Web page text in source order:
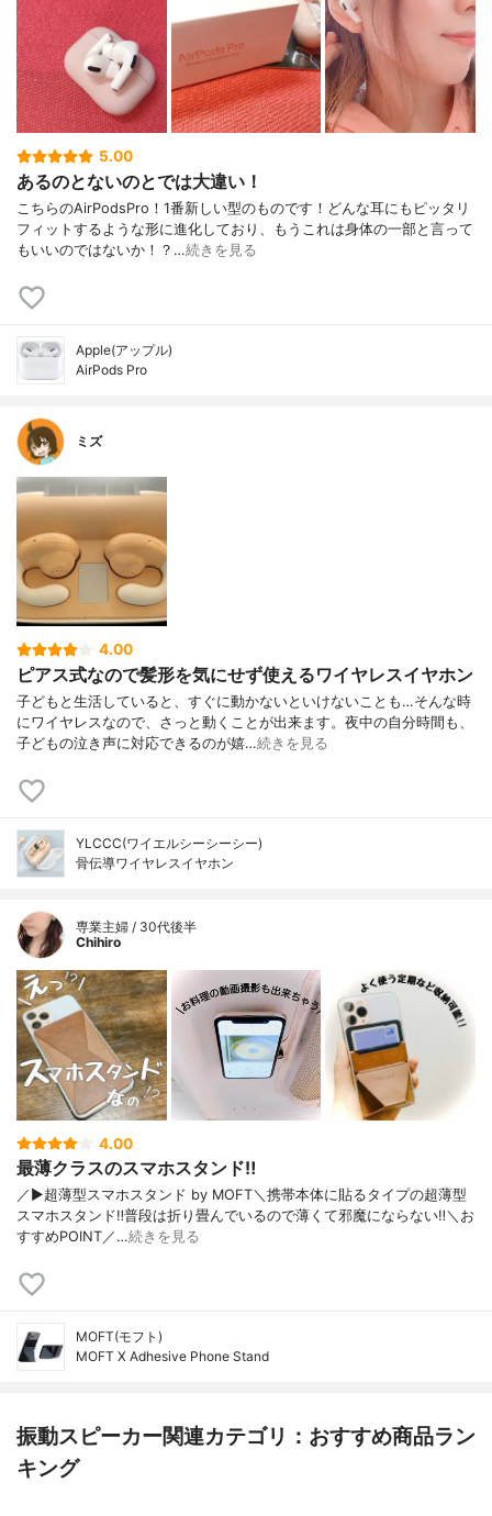
5.00
あるのとないのとでは大違い！
こちらのAirPodsPro！1番新しい型のものです！どんな耳にもピッタリ
フィットするような形に進化しており、もうこれは身体の一部と言って
もいいのではないか！？…続きを見る
Apple(アップル)
AirPods Pro
ミズ
4.00
ピアス式なので髪形を気にせず使えるワイヤレスイヤホン
子どもと生活していると、すぐに動かないといけないことも…そんな時
にワイヤレスなので、さっと動くことが出来ます。夜中の自分時間も、
子どもの泣き声に対応できるのが嬉…続きを見る
YLCCC(ワイエルシーシーシー)
骨伝導ワイヤレスイヤホン
専業主婦 / 30代後半
Chihiro
4.00
最薄クラスのスマホスタンド‼︎
／▶︎超薄型スマホスタンド by MOFT＼携帯本体に貼るタイプの超薄型
スマホスタンド‼︎普段は折り畳んでいるので薄くて邪魔にならない‼︎＼お
すすめPOINT／…続きを見る
MOFT(モフト)
MOFT X Adhesive Phone Stand
振動スピーカー関連カテゴリ：おすすめ商品ラン
キング